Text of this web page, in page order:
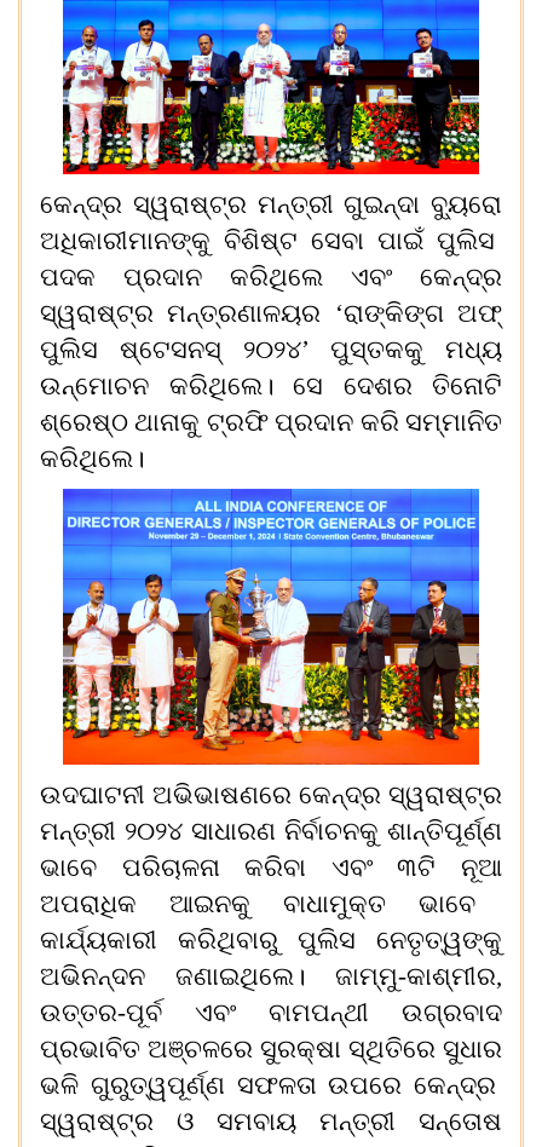
କେନ୍ଦ୍ର ସ୍ୱରାଷ୍ଟ୍ର ମନ୍ତ୍ରୀଗୁଇନ୍ଦା ବ୍ୟୁରୋ
ଅଧିକାରୀମାନଙ୍କୁ ବିଶିଷ୍ଟ ସେବା ପାଇଁ ପୁଲିସ
ପଦକ ପ୍ରଦାନ କରିଥିଲେ ଏବଂ କେନ୍ଦ୍ର
ସ୍ୱରାଷ୍ଟ୍ର ମନ୍ତ୍ରଣାଳୟର ‘ରାଙ୍କିଙ୍ଗ ଅଫ୍
ପୁଲିସ ଷ୍ଟେସନସ୍ ୨୦୨୪’ପୁସ୍ତକକୁ ମଧ୍ୟ
ଉନ୍ମୋଚନ କରିଥିଲେ। ସେ ଦେଶର ତିନୋଟି
ଶ୍ରେଷ୍ଠ ଥାନାକୁ ଟ୍ରଫି ପ୍ରଦାନ କରି ସମ୍ମାନିତ
କରିଥିଲେ।
ଉଦଘାଟନୀ ଅଭିଭାଷଣରେ କେନ୍ଦ୍ର ସ୍ୱରାଷ୍ଟ୍ର
ମନ୍ତ୍ରୀ ୨୦୨୪ ସାଧାରଣ ନିର୍ବାଚନକୁ ଶାନ୍ତିପୂର୍ଣ୍ଣ
ଭାବେ ପରିଚାଳନା କରିବା ଏବଂ୩ଟି ନୂଆ
ଅପରାଧିକ ଆଇନକୁ ବାଧାମୁକ୍ତ ଭାବେ
କାର୍ଯ୍ୟକାରୀ କରିଥିବାରୁ ପୁଲିସ ନେତୃତ୍ୱଙ୍କୁ
ଅଭିନନ୍ଦନ ଜଣାଇଥିଲେ। ଜାମ୍ମୁ-କାଶ୍ମୀର,
ଉତ୍ତର-ପୂର୍ବ ଏବଂ ବାମପନ୍ଥୀ ଉଗ୍ରବାଦ
ପ୍ରଭାବିତ ଅଞ୍ଚଳରେ ସୁରକ୍ଷା ସ୍ଥିତିରେ ସୁଧାର
ଭଳି ଗୁରୁତ୍ୱପୂର୍ଣ୍ଣ ସଫଳତା ଉପରେ କେନ୍ଦ୍ର
ସ୍ୱରାଷ୍ଟ୍ର ଓ ସମବାୟ ମନ୍ତ୍ରୀ ସନ୍ତୋଷ